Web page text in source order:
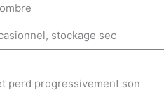
stockage sec
perd progressivement son